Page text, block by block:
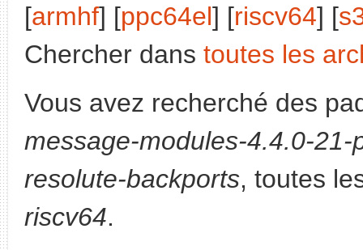
[armhf] [ppc64el] [riscv64] [
Chercher dans toutes les
Vous avez recherché des
message-modules-4.4.0-
resolute-backports, toutes
riscv64.